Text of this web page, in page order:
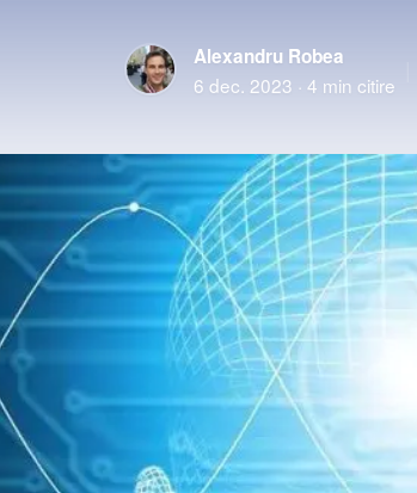
Alexandru Robea
6 dec. 2023 · 4 min citire